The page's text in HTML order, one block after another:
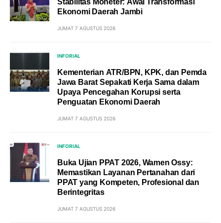
Stabilitas Moneter: Awal Transformasi
Ekonomi Daerah Jambi
JUMAT 7 AGUSTUS 2026
INFORIAL
Kementerian ATR/BPN, KPK, dan Pemda
Jawa Barat Sepakati Kerja Sama dalam
Upaya Pencegahan Korupsi serta
Penguatan Ekonomi Daerah
JUMAT 7 AGUSTUS 2026
INFORIAL
Buka Ujian PPAT 2026, Wamen Ossy:
Memastikan Layanan Pertanahan dari
PPAT yang Kompeten, Profesional dan
Berintegritas
JUMAT 7 AGUSTUS 2026